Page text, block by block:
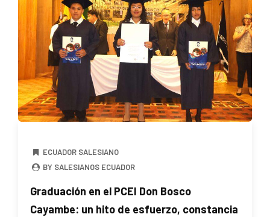
ECUADOR SALESIANO
BY SALESIANOS ECUADOR
Graduación en el PCEI Don Bosco
Cayambe: un hito de esfuerzo, constancia